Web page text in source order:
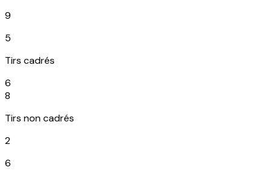
9
5
Tirs cadrés
6
8
Tirs non cadrés
2
6